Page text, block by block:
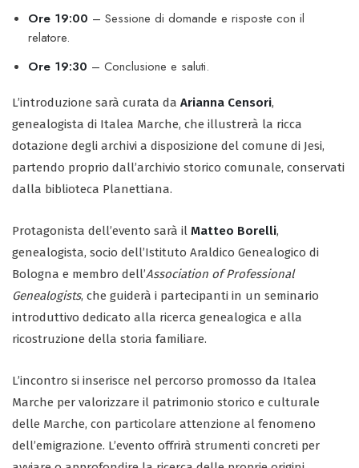
Ore 19:00 – Sessione di domande e risposte con il
relatore.
Ore 19:30 – Conclusione e saluti.
L’introduzione sarà curata da Arianna Censori,
genealogista di Italea Marche, che illustrerà la ricca
dotazione degli archivi a disposizione del comune di Jesi,
partendo proprio dall’archivio storico comunale, conservati
dalla biblioteca Planettiana.
Protagonista dell’evento sarà il Matteo Borelli,
genealogista, socio dell’Istituto Araldico Genealogico di
Bologna e membro dell’Association of Professional
Genealogists, che guiderà i partecipanti in un seminario
introduttivo dedicato alla ricerca genealogica e alla
ricostruzione della storia familiare.
L’incontro si inserisce nel percorso promosso da Italea
Marche per valorizzare il patrimonio storico e culturale
delle Marche, con particolare attenzione al fenomeno
dell’emigrazione. L’evento offrirà strumenti concreti per